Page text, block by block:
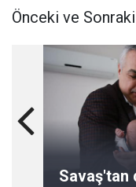
Önceki ve
Savaş'tan